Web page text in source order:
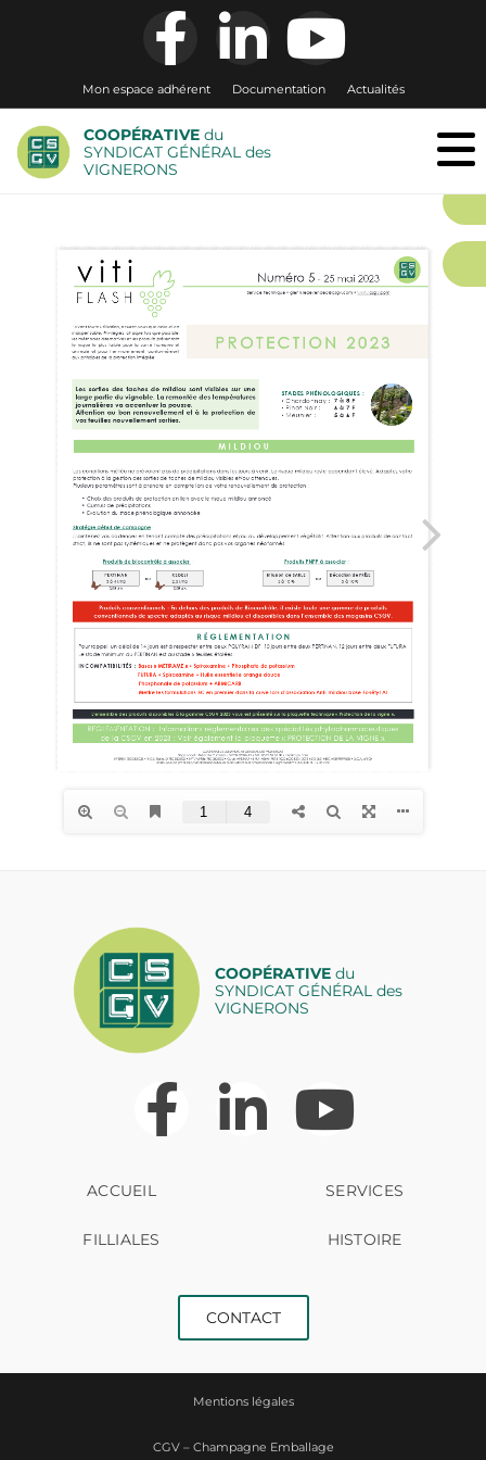
Mon espace adhérent Documentation Actualités
COOPÉRATIVE du
SYNDICAT GÉNÉRAL des
VIGNERONS
COOPÉRATIVEdu
SYNDICAT GÉNÉRAL des
VIGNERONS
ACCUEIL SERVICES
FILLIALES HISTOIRE
CONTACT
Mentions légales
CGV – Champagne Emballage